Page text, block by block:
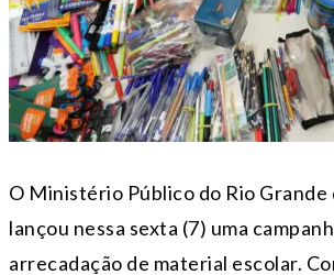
O Ministério Público do Rio Grande
lançou nessa sexta (7) uma
arrecadação de material escolar.